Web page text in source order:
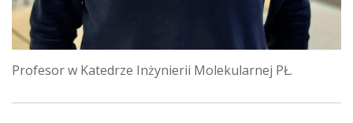
Profesor w Katedrze Inżynierii Molekularnej PŁ.